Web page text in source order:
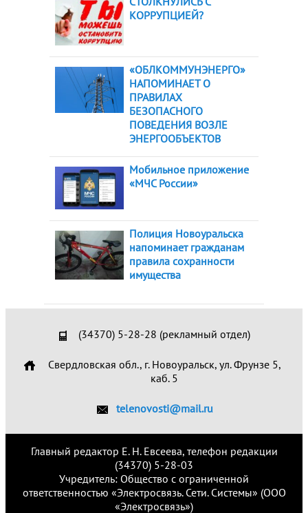
КОРРУПЦИЕЙ?
«ОБЛКОММУНЭНЕРГО»
НАПОМИНАЕТ О
ПРАВИЛАХ
БЕЗОПАСНОГО
ПОВЕДЕНИЯ ВОЗЛЕ
ЭНЕРГООБЪЕКТОВ
Мобильное приложение
«МЧС России»
Полиция Новоуральска
напоминает гражданам
правила сохранности
имущества
(34370) 5-28-28 (рекламный отдел)
Свердловская обл., г. Новоуральск, ул. Фрунзе 5,
каб. 5
telenovosti@mail.ru
Главный редактор Е. Н. Евсеева, телефон редакции
(34370) 5-28-03
Учредитель: Общество с ограниченной
ответственностью «Электросвязь. Сети. Системы» (ООО
«Электросвязь»)